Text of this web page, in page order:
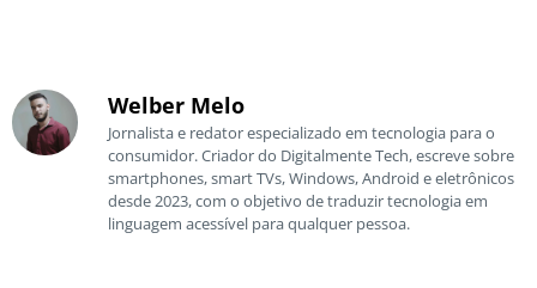
Welber Melo
Jornalista e redator especializado em tecnologia para o
consumidor. Criador do Digitalmente Tech, escreve sobre
smartphones, smart TVs, Windows, Android e eletrônicos
desde 2023, com o objetivo de traduzir tecnologia em
linguagem acessível para qualquer pessoa.